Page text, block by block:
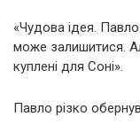
«Чудова ідея.
може залишитися.
куплені для Соні».
Павло різко